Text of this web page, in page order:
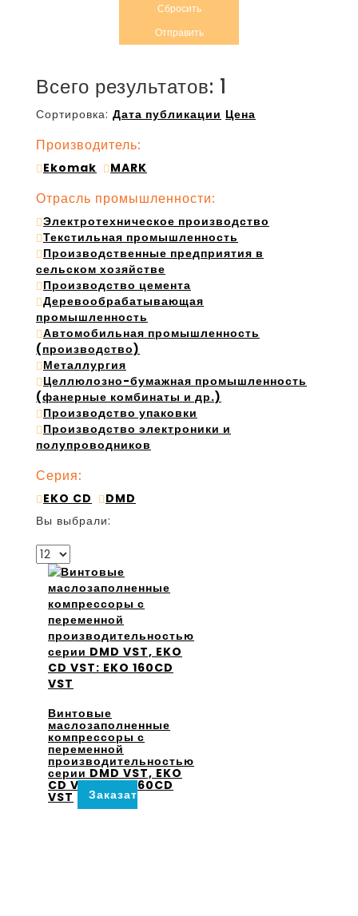
Сбросить
Отправить
Всего результатов: 1
Сортировка: Дата публикации Цена
Производитель:
Ekomak MARK
Отрасль промышленности:
Электротехническое производство
Текстильная промышленность
Производственные предприятия в
сельском хозяйстве
Производство цемента
Деревообрабатывающая
промышленность
Автомобильная промышленность
(производство)
Металлургия
Целлюлозно-бумажная промышленность
(фанерные комбинаты и др.)
Производство упаковки
Производство электроники и
полупроводников
Серия:
EKO CD
DMD
Вы выбрали:
Винтовые
маслозаполненные
компрессоры с
переменной
производительностью
серии DMD VST, EKO
CD VST: EKO 160CD
VST Заказать